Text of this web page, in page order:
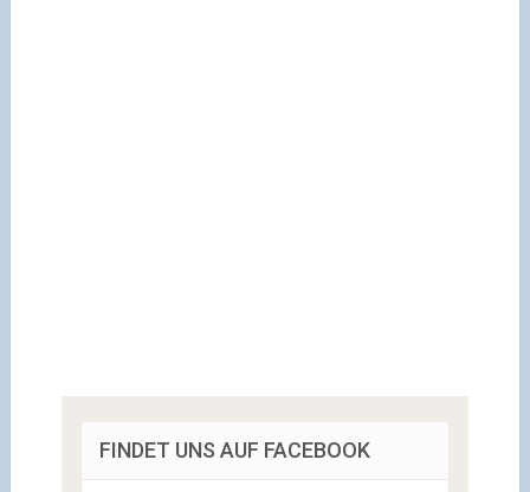
FINDET UNS AUF FACEBOOK